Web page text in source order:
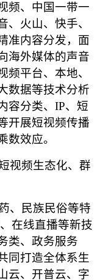
频、中国一带一
、火山、快手、
准内容分发，面
海外媒体的声音
频平台、本地、
数据等技术分析
容分类、IP、短
开展短视频传播
数效应。
频生态化、群
民族民俗等特
在线直播等新技
类、政务服务
同打造全体系生
云、开普云、字